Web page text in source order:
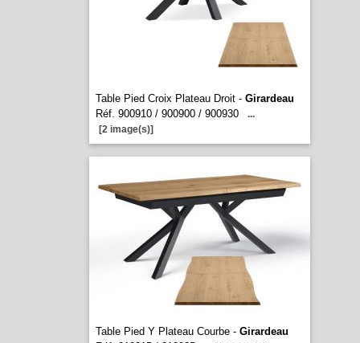
Table Pied Croix Plateau Droit - Girardeau
Réf. 900910 / 900900 / 900930
...
[2 image(s)]
Table Pied Y Plateau Courbe - Girardeau